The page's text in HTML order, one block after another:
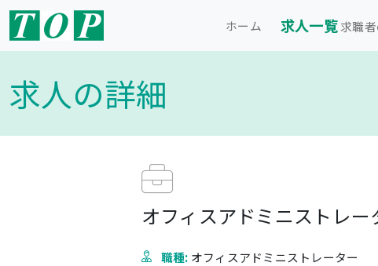
ホーム 求人一覧求職者
求人の詳細
オフィスアドミニストレ
職種: オフィスアドミニストレーター